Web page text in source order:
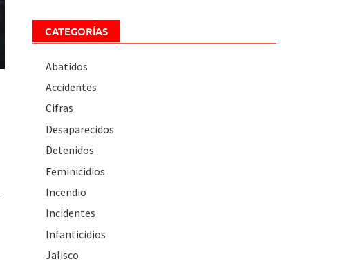
CATEGORÍAS
Abatidos
Accidentes
Cifras
Desaparecidos
Detenidos
Feminicidios
Incendio
Incidentes
Infanticidios
Jalisco